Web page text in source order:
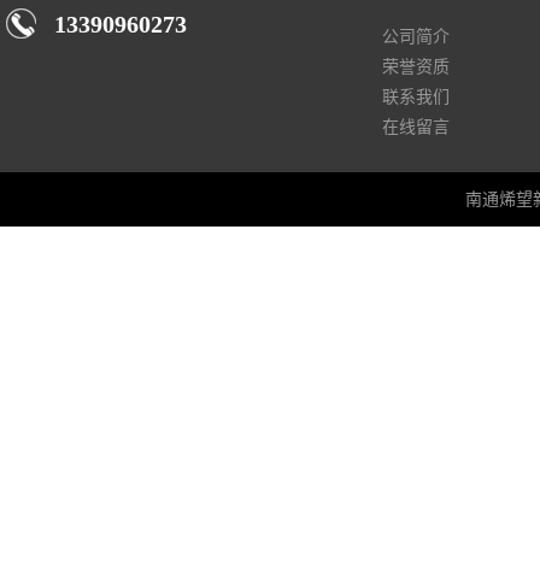
13390960273
公司简介
荣誉资质
联系我们
在线留言
南通烯望